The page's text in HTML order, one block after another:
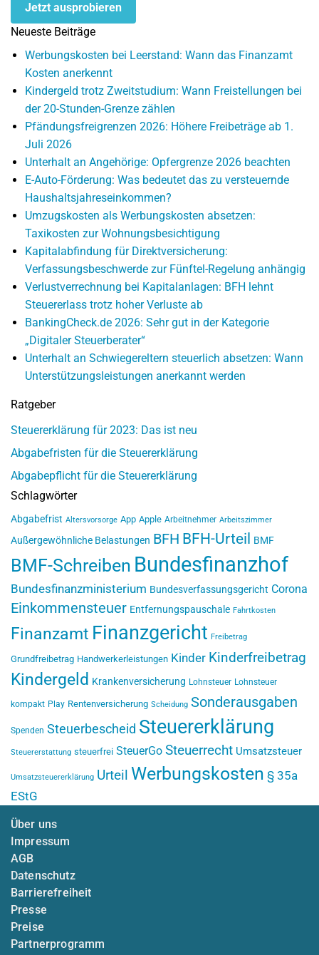
Jetzt ausprobieren
Neueste Beiträge
Werbungskosten bei Leerstand: Wann das Finanzamt
Kosten anerkennt
Kindergeld trotz Zweitstudium: Wann Freistellungen bei
der 20-Stunden-Grenze zählen
Pfändungsfreigrenzen 2026: Höhere Freibeträge ab 1.
Juli 2026
Unterhalt an Angehörige: Opfergrenze 2026 beachten
E-Auto-Förderung: Was bedeutet das zu versteuernde
Haushaltsjahreseinkommen?
Umzugskosten als Werbungskosten absetzen:
Taxikosten zur Wohnungsbesichtigung
Kapitalabfindung für Direktversicherung:
Verfassungsbeschwerde zur Fünftel-Regelung anhängig
Verlustverrechnung bei Kapitalanlagen: BFH lehnt
Steuererlass trotz hoher Verluste ab
BankingCheck.de 2026: Sehr gut in der Kategorie
„Digitaler Steuerberater“
Unterhalt an Schwiegereltern steuerlich absetzen: Wann
Unterstützungsleistungen anerkannt werden
Ratgeber
Steuererklärung für 2023: Das ist neu
Abgabefristen für die Steuererklärung
Abgabepflicht für die Steuererklärung
Schlagwörter
Abgabefrist Altersvorsorge App Apple Arbeitnehmer Arbeitszimmer
Außergewöhnliche Belastungen BFH BFH-Urteil BMF
BMF-Schreiben Bundesfinanzhof
Bundesfinanzministerium Bundesverfassungsgericht Corona
Einkommensteuer Entfernungspauschale Fahrtkosten
Finanzamt Finanzgericht Freibetrag
Grundfreibetrag Handwerkerleistungen Kinder Kinderfreibetrag
Kindergeld Krankenversicherung Lohnsteuer Lohnsteuer
kompakt Play Rentenversicherung Scheidung Sonderausgaben
Spenden Steuerbescheid Steuererklärung
Steuererstattung steuerfrei SteuerGo Steuerrecht Umsatzsteuer
Umsatzsteuererklärung Urteil Werbungskosten § 35a
EStG
Über uns
Impressum
AGB
Datenschutz
Barrierefreiheit
Presse
Preise
Partnerprogramm